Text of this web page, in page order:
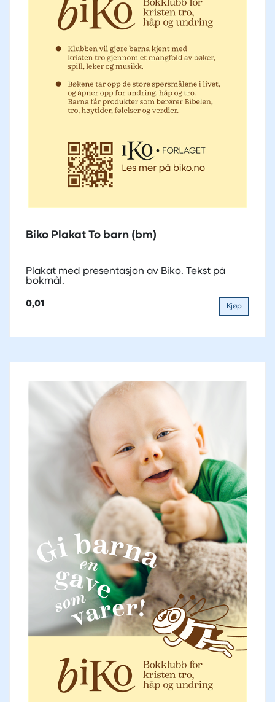
Biko Plakat To barn (bm)
Plakat med presentasjon av Biko. Tekst på
bokmål.
0,01 Kjøp